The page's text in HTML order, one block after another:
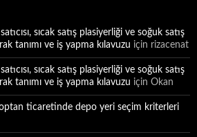
sıcak satış plasiyerliği ve soğuk satış
tanımı ve iş yapma kılavuzu için rizacenat
sıcak satış plasiyerliği ve soğuk satış
tanımı ve iş yapma kılavuzu için Okan
ticaretinde depo yeri seçim kriterleri